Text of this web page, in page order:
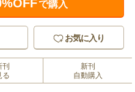
で購入
お気に入り
る
新刊
自動購入